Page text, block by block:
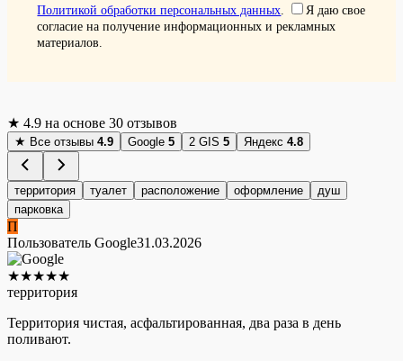
Политикой обработки персональных данных.
Я даю свое
согласие на получение информационных и рекламных
материалов.
★ 4.9 на основе 30 отзывов
★ Все отзывы 4.9 Google 5 2 GIS 5 Яндекс 4.8
территория туалет расположение оформление
душ
парковка
П
Пользователь Google31.03.2026
★★★★★
территория
Территория чистая, асфальтированная, два раза в день
поливают.